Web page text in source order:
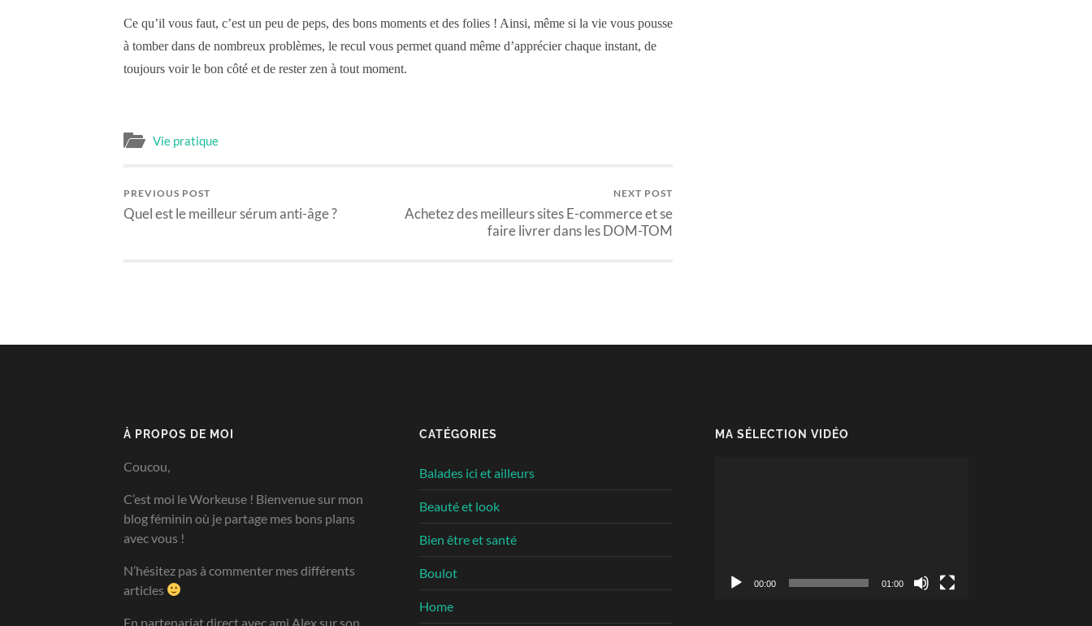
Ce qu’il vous faut, c’est un peu de peps, des bons moments et des folies ! Ainsi, même si la vie vous pousse
à tomber dans de nombreux problèmes, le recul vous permet quand même d’apprécier chaque instant, de
toujours voir le bon côté et de rester zen à tout moment.
Vie pratique
PREVIOUS POST
Quel est le meilleur sérum anti-âge ?
NEXT POST
Achetez des meilleurs sites E-commerce et se
faire livrer dans les DOM-TOM
À PROPOS DE MOI
Coucou,
C’est moi le Workeuse ! Bienvenue sur mon
blog féminin où je partage mes bons plans
avec vous !
N’hésitez pas à commenter mes différents
articles
En partenariat direct avec ami Alex sur son
CATÉGORIES
Balades ici et ailleurs
Beauté et look
Bien être et santé
Boulot
Home
MA SÉLECTION VIDÉO
00:00 01:00